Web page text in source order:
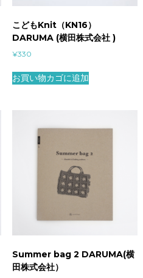
こどもKnit（KN16）
DARUMA (横田株式会社 )
¥330
お買い物カゴに追加
Summer bag 2 DARUMA(横
田株式会社）